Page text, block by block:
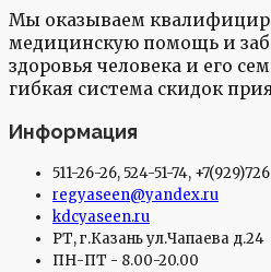
Мы оказываем
медицинскую помощь и
здоровья человека и его
гибкая система скидок
Информация
511-26-26, 524-51-74,
regyaseen@yandex.ru
kdcyaseen.ru
РТ, г.Казань ул.Чапаева д.24
ПН-ПТ - 8.00-20.00